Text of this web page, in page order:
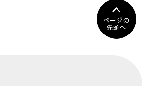
ページの
先頭へ